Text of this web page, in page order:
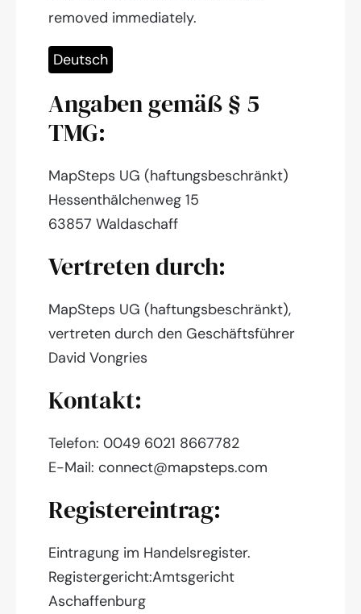
removed immediately.
Deutsch
Angaben gemäß § 5
TMG:
MapSteps UG (haftungsbeschränkt)
Hessenthälchenweg 15
63857 Waldaschaff
Vertreten durch:
MapSteps UG (haftungsbeschränkt),
vertreten durch den Geschäftsführer
David Vongries
Kontakt:
Telefon: 0049 6021 8667782
E-Mail: connect@mapsteps.com
Registereintrag:
Eintragung im Handelsregister.
Registergericht:Amtsgericht
Aschaffenburg